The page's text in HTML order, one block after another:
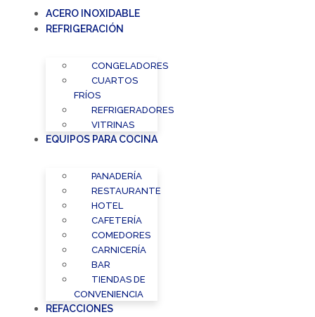
ACERO INOXIDABLE
REFRIGERACIÓN
CONGELADORES
CUARTOS
FRÍOS
REFRIGERADORES
VITRINAS
EQUIPOS PARA COCINA
PANADERÍA
RESTAURANTE
HOTEL
CAFETERÍA
COMEDORES
CARNICERÍA
BAR
TIENDAS DE
CONVENIENCIA
REFACCIONES